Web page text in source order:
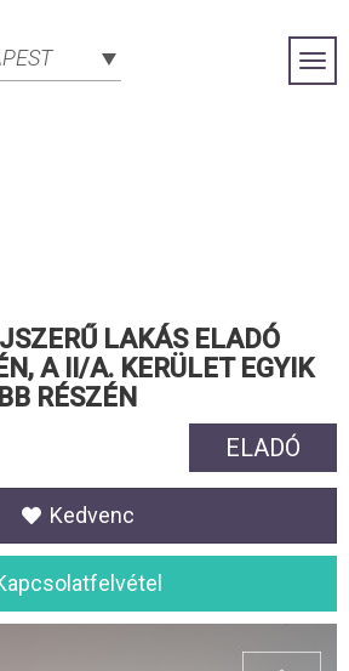
LAKÁS ELADÓ
A II/A. KERÜLET EGYIK
RÉSZÉN
ELADÓ
Kedvenc